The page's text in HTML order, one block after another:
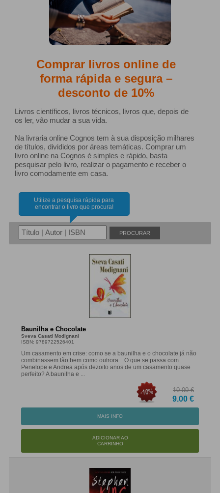
Comprar livros online de
forma rápida e segura –
desconto de 10%
Livros científicos, livros técnicos, livros que, depois de
os ler, vão mudar a sua vida.
Na livraria online Cognos tem à sua disposição milhares
de títulos, divididos por áreas temáticas. Comprar um
livro online na Cognos é simples e rápido, basta
pesquisar pelo livro, realizar o pagamento e receber o
livro comodamente em casa.
Utilize a pesquisa rápida para
encontrar o livro que procura!
PROCURAR
Baunilha e Chocolate
Sveva Casati Modignani
ISBN: 9789722526401
Um casamento em crise: como se a baunilha e o chocolate já não
combinassem tão bem como outrora... O que se passa com
Penelope e Andrea após dezoito anos de um casamento quase
perfeito? A baunilha e ...
10.00 €
9.00 €
MAIS INFO
ADICIONAR AO
CARRINHO